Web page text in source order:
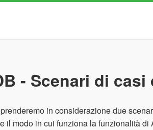
- Scenari di casi
in considerazione due
il modo in cui funziona la funzionalità di